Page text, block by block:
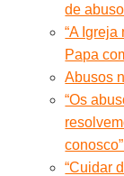
de
“A Igreja
Papa
Abusos
“Os
“Cuidar